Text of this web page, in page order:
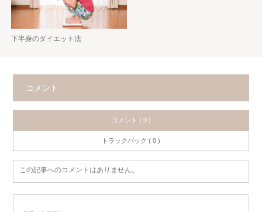
下半身のダイエット法
コメント
コメント ( 0 )
トラックバック ( 0 )
この記事へのコメントはありません。